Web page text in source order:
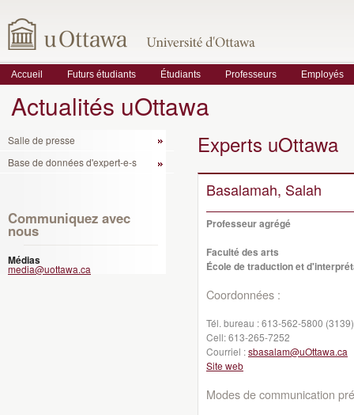
Accueil Futurs étudiants Étudiants Professeurs Employés
Actualités uOttawa
Salle de presse
Base de données d'expert-e-s
Communiquez avec
nous
Médias
media@uottawa.ca
Experts uOttawa
Basalamah, Salah
Professeur agrégé
Faculté des arts
École de traduction et
Coordonnées :
Tél. bureau :613-562-5800 (3139)
Cell:613-265-7252
Courriel :sbasalam@uOttawa.ca
Site web
Modes de communication